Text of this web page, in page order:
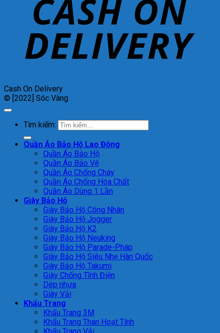
Cash On Delivery
© [2022] Sóc Vàng
Tìm kiếm:
Quần Áo Bảo Hộ Lao Động
Quần Áo Bảo Hộ
Quần Áo Bảo Vệ
Quần Áo Chống Cháy
Quần Áo Chống Hóa Chất
Quần Áo Dùng 1 Lần
Giày Bảo Hộ
Giày Bảo Hộ Công Nhân
Giày Bảo Hộ Jogger
Giày Bảo Hộ K2
Giày Bảo Hộ Neuking
Giày Bảo Hộ Parade-Pháp
Giày Bảo Hộ Siêu Nhẹ Hàn Quốc
Giày Bảo Hộ Takumi
Giày Chống Tĩnh Điện
Dép nhựa
Giày Vải
Khẩu Trang
Khẩu Trang 3M
Khẩu Trang Than Hoạt Tính